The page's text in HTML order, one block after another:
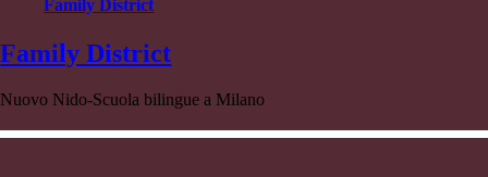
Family District
Family District
Nuovo Nido-Scuola bilingue a Milano